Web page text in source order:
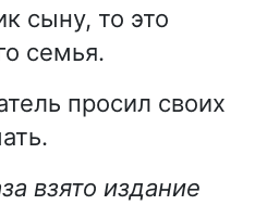
сыну, то это
семья.
просил своих
взято издание